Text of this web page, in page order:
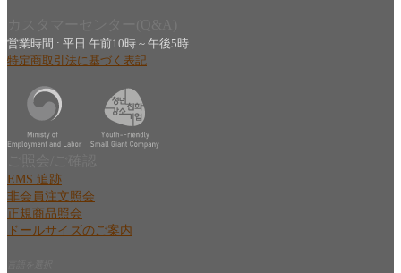
営業時間 : 平日 午前10時 ~ 午後5時
特定商取引法に基づく表記
EMS 追跡
非会員注文照会
正規商品照会
ドールサイズのご案内